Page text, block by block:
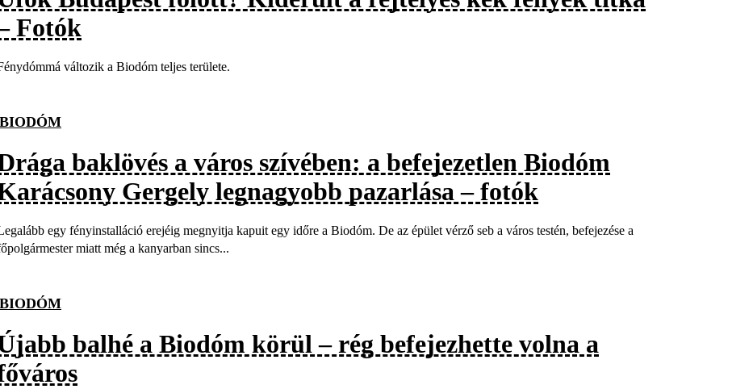
Fotók
változik a Biodóm teljes területe.
BIODÓM
baklövés a város szívében: a befejezetlen Biodóm
Gergely legnagyobb pazarlása – fotók
egy fényinstalláció erejéig megnyitja kapuit egy időre a Biodóm. De az épület vérző seb a város testén, befejezése a
miatt még a kanyarban sincs...
BIODÓM
balhé a Biodóm körül – rég befejezhette volna a